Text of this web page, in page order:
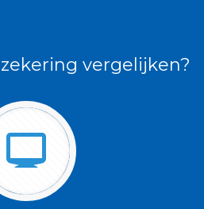
vergelijken?